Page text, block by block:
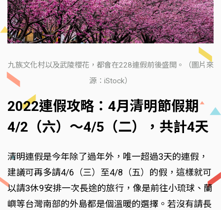
九族文化村以及武陵櫻花，都會在228連假前後盛開。（圖片來
源：iStock）
2022連假攻略：4月清明節假期
4/2（六）～4/5（二），共計4天
清明連假是今年除了過年外，唯一超過3天的連假，
建議可再多請4/6（三）至4/8（五）的假，這樣就可
以請3休9安排一次長途的旅行，像是前往小琉球、蘭
嶼等台灣南部的外島都是個溫暖的選擇。若沒有請長